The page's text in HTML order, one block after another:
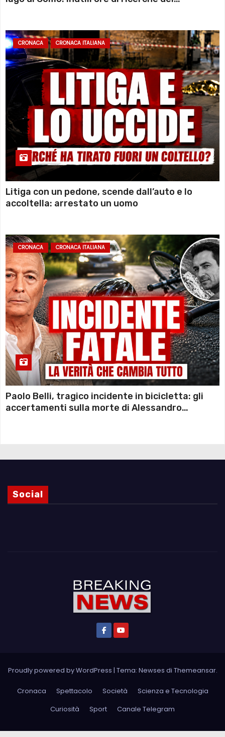
CRONACA CRONACA ITALIANA
Litiga con un pedone, scende dall’auto e lo
accoltella: arrestato un uomo
CRONACA CRONACA ITALIANA
Paolo Belli, tragico incidente in bicicletta: gli
accertamenti sulla morte di Alessandro
Social
Proudly powered by WordPress | Tema: Newses di Themeansar.
Cronaca Spettacolo Società
Scienza e Tecnologia
Curiosità
Sport Canale Telegram